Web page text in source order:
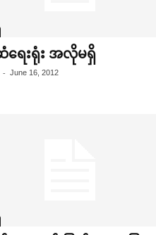
ေးရုံး အလိုမရှိ
- June 16, 2012